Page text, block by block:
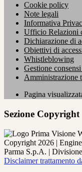
Cookie policy
Note legali
Informativa
Ufficio Relazioni
Dichiarazione di
Obiettivi di
Whistleblowing
Gestione
Amministrazione
Pagina
Sezione Copyright
Copyright 2026 |
Parma S.p.A. |
Disclaimer trattamento